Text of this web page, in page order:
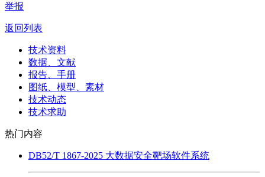
举报
返回列表
技术资料
数据、文献
报告、手册
图纸、模型、素材
技术动态
技术求助
热门内容
DB52/T 1867-2025 大数据安全靶场软件系统